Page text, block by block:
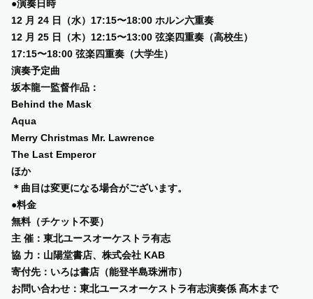
●演奏⽇時
12 ⽉ 24 ⽇（⽔）17:15〜18:00 ホルン六重奏
12 ⽉ 25 ⽇（⽊）12:15〜13:00 弦楽四重奏（⾼校⽣）
17:15〜18:00 弦楽四重奏（⼤学⽣）
演奏予定曲
坂本⿓⼀監督作品：
Behind the Mask
Aqua
Merry Christmas Mr. Lawrence
The Last Emperor
ほか
＊曲⽬は変更になる場合がございます。
●料⾦
無料（チケット不要）
主 催：東北ユースオーケストラ有志
協 ⼒：⼭陽堂書店、株式会社 KAB
寄付先：いろは書店（能登半島珠洲市）
お問い合わせ：東北ユースオーケストラ有志演奏係 髙⽊まで